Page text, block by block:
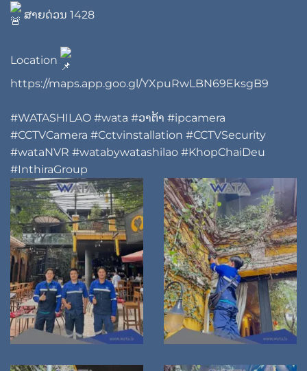
ສາຍດ່ວນ 1428
Location
https://maps.app.goo.gl/YXpuRwLBN69EksgB9
#WATASHILAO #wata #ວາຕ້າ #ipcamera
#CCTVCamera #Cctvinstallation #CCTVSecurity
#wataNVR #watabywatashilao #KhopChaiDeu
#InthiraGroup